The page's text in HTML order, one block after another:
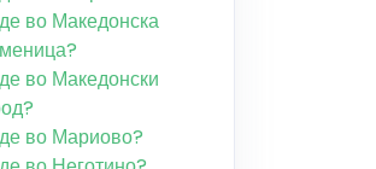
во Македонска
во Македонски
во Мариово?